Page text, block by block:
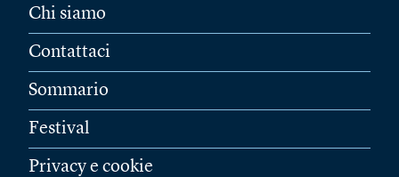
Chi siamo
Contattaci
Sommario
Festival
Privacy e cookie